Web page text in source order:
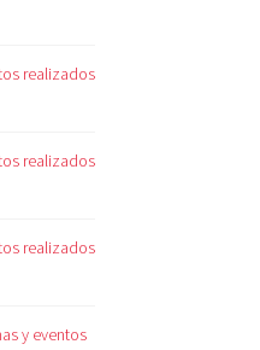
realizados
realizados
realizados
y eventos